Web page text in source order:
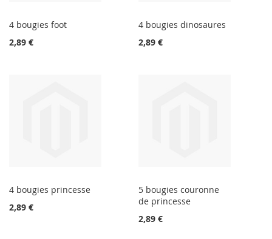
4 bougies foot
2,89 €
4 bougies dinosaures
2,89 €
4 bougies princesse
2,89 €
5 bougies couronne
de princesse
2,89 €